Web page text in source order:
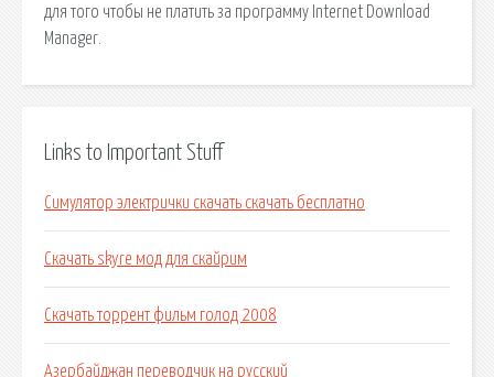
для того чтобы не платить за программу Internet Download
Manager.
Links to Important Stuff
Симулятор электрички скачать скачать бесплатно
Скачать skyre мод для скайрим
Скачать торрент фильм голод 2008
Азербайджан переводчик на русский